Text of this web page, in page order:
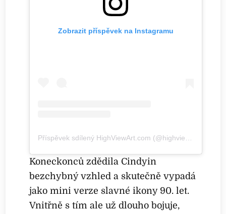
Zobrazit příspěvek na Instagramu
Koneckonců zdědila Cindyin
bezchybný vzhled a skutečně vypadá
jako mini verze slavné ikony 90. let.
Vnitřně s tím ale už dlouho bojuje,